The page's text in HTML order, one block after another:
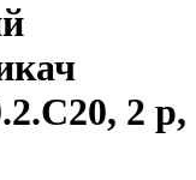
2 р,